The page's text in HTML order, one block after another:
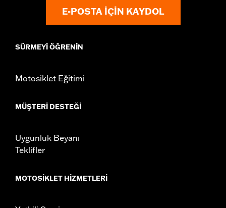
E-POSTA IÇIN KAYDOL
SÜRMEYI ÖĞRENIN
Motosiklet Eğitimi
MÜŞTERI DESTEĞI
Uygunluk Beyanı
Teklifler
MOTOSIKLET HIZMETLERI